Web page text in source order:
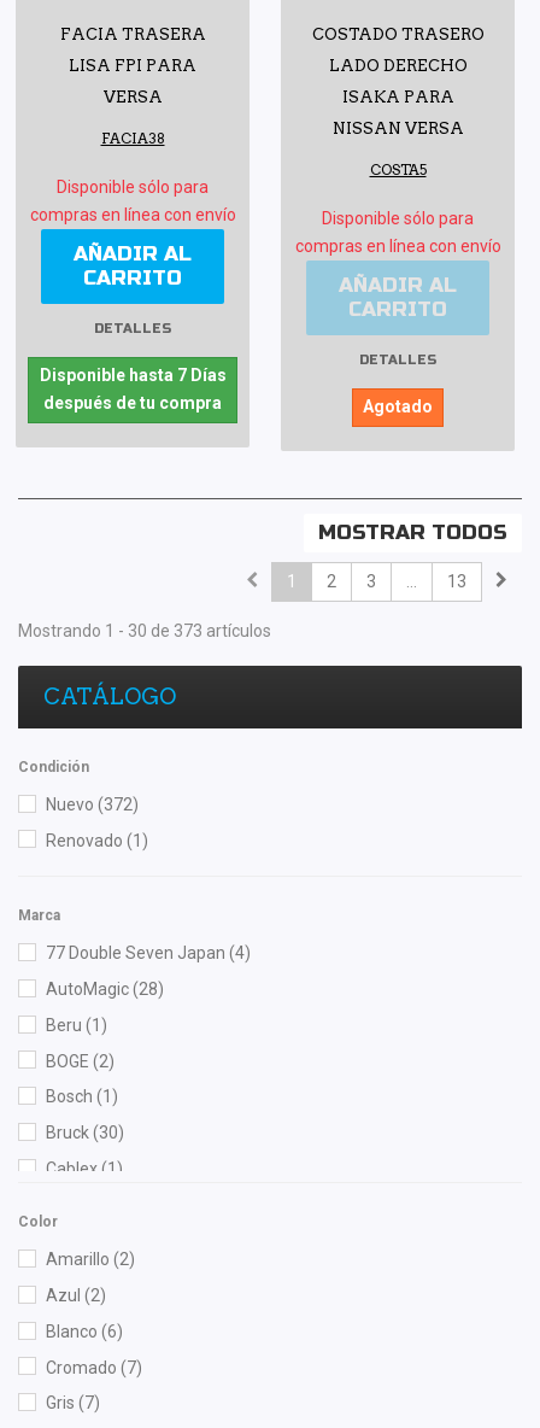
FACIA TRASERA
LISA FPI PARA
VERSA
FACIA38
Disponible sólo para
compras en línea con envío
AÑADIR AL
CARRITO
DETALLES
Disponible hasta 7 Días
después de tu compra
COSTADO TRASERO
LADO DERECHO
ISAKA PARA
NISSAN VERSA
COSTA5
Disponible sólo para
compras en línea con envío
AÑADIR AL
CARRITO
DETALLES
Agotado
MOSTRAR TODOS
1 2 3 13
Mostrando 1 - 30 de 373 artículos
CATÁLOGO
Condición
Nuevo (372)
Renovado (1)
Marca
77 Double Seven Japan (4)
AutoMagic(28)
Beru (1)
BOGE (2)
Bosch (1)
Bruck(30)
Cablex(1)
Color
Amarillo (2)
Azul (2)
Blanco (6)
Cromado (7)
Gris (7)